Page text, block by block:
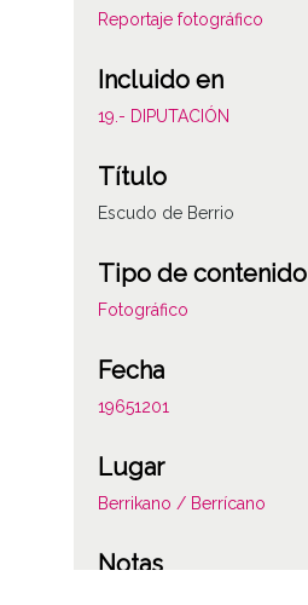
Reportaje fotográfico
Incluido en
19.- DIPUTACIÓN
Título
Escudo de Berrio
Tipo de contenido
Fotográfico
Fecha
19651201
Lugar
Berrikano / Berrícano
Notas